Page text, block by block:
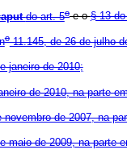
do art. 5oe o§ 13
o11.145, de 26 de julho
janeiro de 2010;
de 2010, na parte
de 2007, na
maio de 2009, na parte